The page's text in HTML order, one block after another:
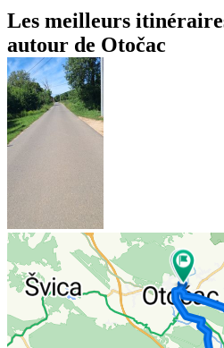
Les meilleurs
autour de Otočac